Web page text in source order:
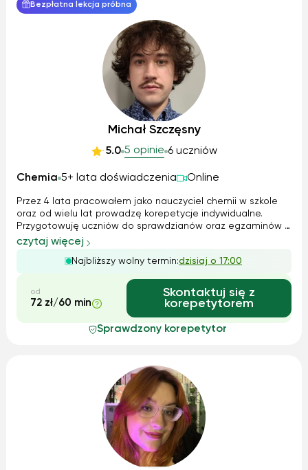
Bezpłatna lekcja próbna
Michał Szczęsny
5.0 5 opinie 6 uczniów
Chemia 5+ lata doświadczenia Online
Przez 4 lata pracowałem jako nauczyciel chemii w szkole
oraz od wielu lat prowadzę korepetycje indywidualne.
Przygotowuję uczniów do sprawdzianów oraz egzaminów z
chemii. Pracuję z dziećmi i młodzieżą, dostosowując
metody nauczania do wieku i poziomu ucznia. Stawiam na
zrozumienie materiału, systema...
czytaj więcej
Najbliższy wolny termin:dzisiaj o 17:00
od
72 zł/60 min
Skontaktuj się z
korepetytorem
Sprawdzony korepetytor